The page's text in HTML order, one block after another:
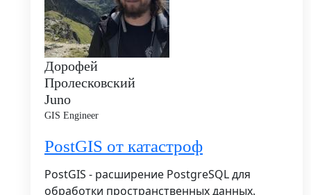
Дорофей
Пролесковский
Juno
GIS Engineer
PostGIS от катастроф
PostGIS - расширение PostgreSQL для
обработки пространственных данных.